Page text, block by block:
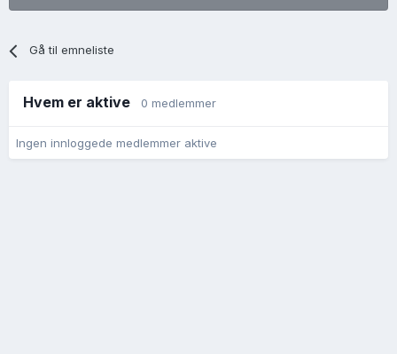
Gå til emneliste
Hvem er aktive 0 medlemmer
Ingen innloggede medlemmer aktive